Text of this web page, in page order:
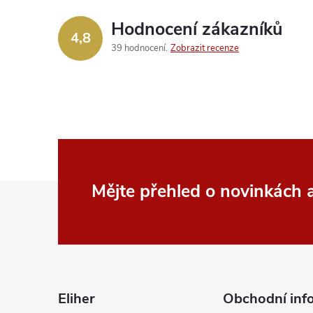
i
4,8 Hodnocení zákazníků
39 hodnocení Zobrazit recenze
Mějte přehled o novinkách
Eliher Obchodní